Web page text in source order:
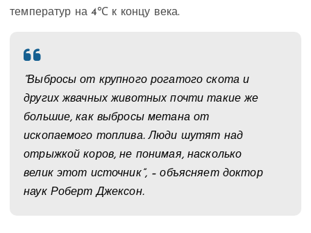
температур на 4℃ к концу века.
“Выбросы от крупного рогатого скота и
других жвачных животных почти такие же
большие, как выбросы метана от
ископаемого топлива. Люди шутят над
отрыжкой коров, не понимая, насколько
велик этот источник”, – объясняет доктор
наук Роберт Джексон.